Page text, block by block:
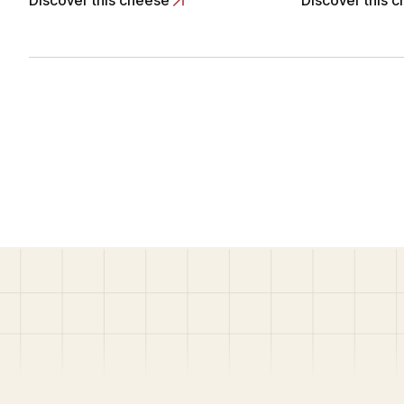
le fromage de Chimay est fabriqué avec
paulin à pâte